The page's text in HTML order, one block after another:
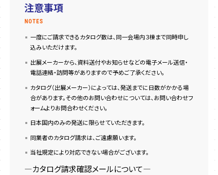
注意事項
NOTES
一度にご請求できるカタログ数は、同一会場内３棟まで同時申し
込みいただけます。
出展メーカーから、資料送付やお知らせなどの電子メール送信・
電話連絡・訪問等がありますので予めご了承ください。
カタログ（出展メーカー）によっては、発送までに日数がかかる場
合があります。その他のお問い合わせについては、お問い合わせフ
ォームよりお問合わせください。
日本国内のみの発送に限らせていただきます。
同業者のカタログ請求は、ご遠慮願います。
当社規定により対応できない場合がございます。
―カタログ請求確認メールについて―